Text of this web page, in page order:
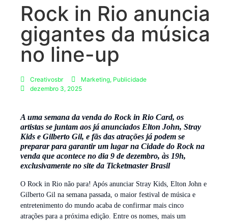
Rock in Rio anuncia
gigantes da música
no line-up
Creativosbr Marketing, Publicidade
dezembro 3, 2025
A uma semana da venda do Rock in Rio Card, os
artistas se juntam aos já anunciados Elton John, Stray
Kids e Gilberto Gil, e fãs das atrações já podem se
preparar para garantir um lugar na Cidade do Rock na
venda que acontece no dia 9 de dezembro, às 19h,
exclusivamente no site da Ticketmaster Brasil
O Rock in Rio não para! Após anunciar Stray Kids, Elton John e
Gilberto Gil na semana passada, o maior festival de música e
entretenimento do mundo acaba de confirmar mais cinco
atrações para a próxima edição. Entre os nomes, mais um